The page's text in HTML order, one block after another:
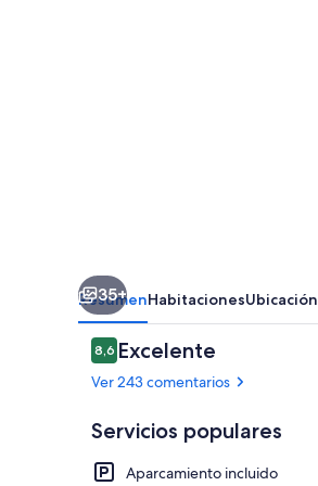
35+
ResumenHabitacionesUbicación
Comentarios
8,68,6 de 10
Excelente
Ver 243 comentarios
Servicios populares
Aparcamiento incluido